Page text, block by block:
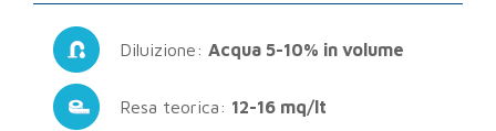
Diluizione: Acqua 5-10% in volume
Resa teorica: 12-16 mq/lt